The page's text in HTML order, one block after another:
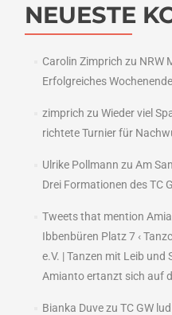
NEUESTE
Carolin Zimprich zu NRW
Erfolgreiches
zimprich zu Wieder viel
richtete Turnier für
Ulrike Pollmann zu Am
Drei Formationen des TC
Tweets that mention
Ibbenbüren Platz 7 ‹
e.V. | Tanzen mit Leib und
Amianto ertanzt sich auf
Bianka Duvezu TC GW